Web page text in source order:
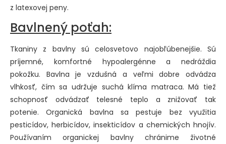
z latexovej peny.
Bavlnený poťah:
Tkaniny z bavlny sú celosvetovo najobľúbenejšie. Sú
príjemné, komfortné hypoalergénne a nedráždia
pokožku. Bavlna je vzdušná a veľmi dobre odvádza
vlhkosť, čím sa udržuje suchá klíma matraca. Má tiež
schopnosť odvádzať telesné teplo a znižovať tak
potenie. Organická bavlna sa pestuje bez využitia
pesticídov, herbicídov, insekticídov a chemických hnojív.
Používaním organickej bavlny chránime životné